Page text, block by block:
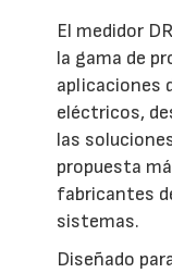
El medidor
la gama de
aplicaciones
eléctricos,
las
propuesta
fabricantes
sistemas.
Diseñado